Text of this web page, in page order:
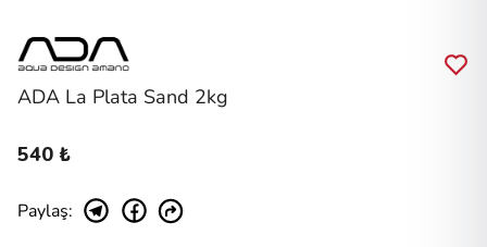
ADA La Plata Sand 2kg
540 ₺
Paylaş: